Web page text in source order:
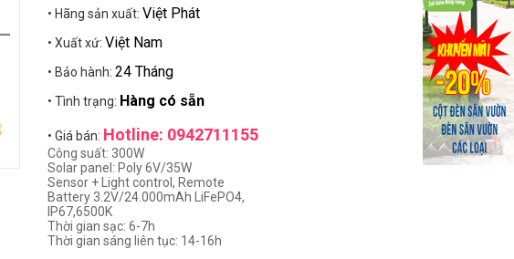
• Hãng sản xuất:Việt Phát
• Xuất xứ:Việt Nam
• Bảo hành:24 Tháng
• Tình trạng: Hàng có sẵn
• Giá bán: Hotline: 0942711155
Công suất: 300W
Solar panel: Poly 6V/35W
Sensor + Light control, Remote
Battery 3.2V/24.000mAh LiFePO4,
IP67,6500K
Thời gian sạc: 6-7h
Thời gian sáng liên tục: 14-16h